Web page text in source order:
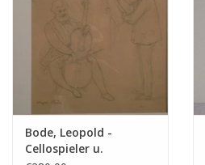
Bode, Leopold -
Cellospieler u.